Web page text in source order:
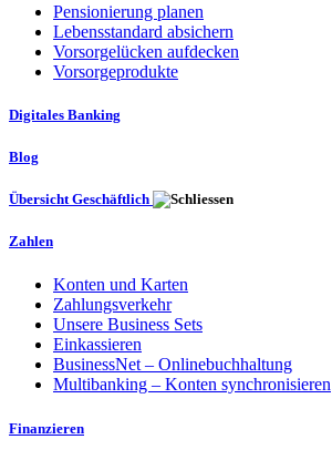
Pensionierung planen
Lebensstandard absichern
Vorsorgelücken aufdecken
Vorsorgeprodukte
Digitales Banking
Blog
Übersicht Geschäftlich
Zahlen
Konten und Karten
Zahlungsverkehr
Unsere Business Sets
Einkassieren
BusinessNet – Onlinebuchhaltung
Multibanking – Konten synchronisieren
Finanzieren